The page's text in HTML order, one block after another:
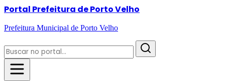
Portal Prefeitura de Porto Velho
Prefeitura Municipal de Porto Velho